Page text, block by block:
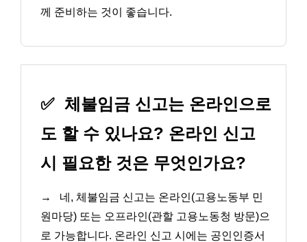
께 준비하는 것이 좋습니다.
✅ 체불임금 신고는 온라인으로
도 할 수 있나요? 온라인 신고
시 필요한 것은 무엇인가요?
→
네, 체불임금 신고는 온라인(고용노동부 민
원마당) 또는 오프라인(관할 고용노동청 방문)으
로 가능합니다. 온라인 신고 시에는 공인인증서